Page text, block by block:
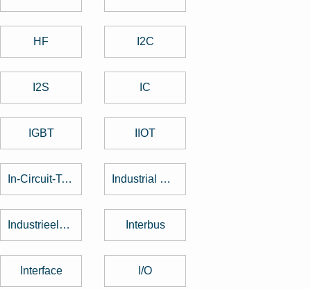
HF I2C
I2S IC
IGBT IIOT
In-Circuit-Test Industrial Design
Industrieelektronik Interbus
Interface I/O